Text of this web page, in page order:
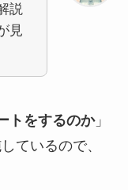
説
見
トをするのか」
ているので、